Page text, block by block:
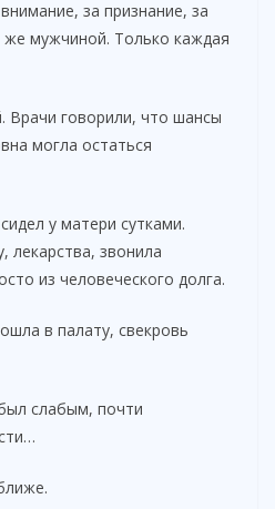
за признание, за
мужчиной. Только каждая
Врачи говорили, что шансы
могла остаться
у матери сутками.
лекарства, звонила
из человеческого долга.
в палату, свекровь
слабым, почти